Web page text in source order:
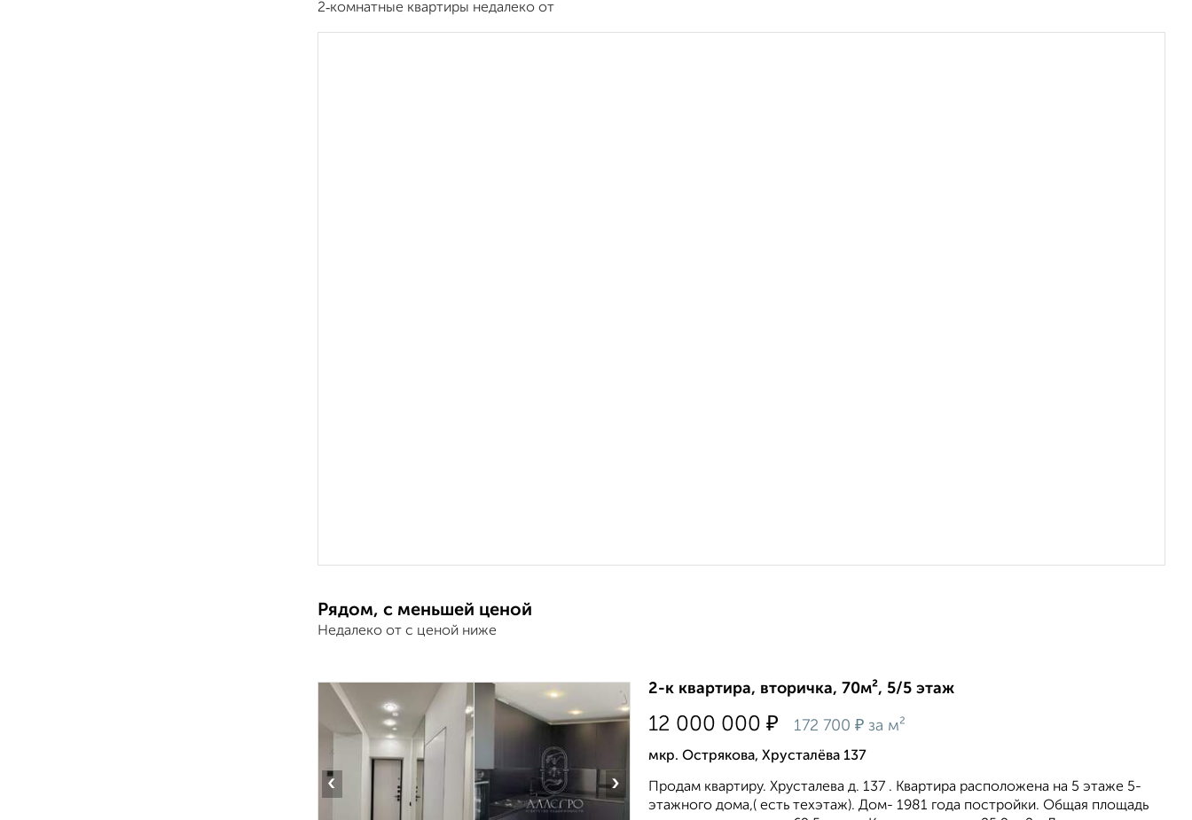
2‑комнатные квартиры недалеко от
Рядом, с меньшей ценой
Недалеко от с ценой ниже
‹ ›
2-к квартира, вторичка, 70м², 5/5 этаж
12 000 000 ₽ 172 700 ₽ за м²
мкр. Острякова, Хрусталёва 137
Продам квартиру. Хрусталева д. 137 . Квартира расположена на 5 этаже 5-
этажного дома,( есть техэтаж). Дом- 1981 года постройки. Общая площадь